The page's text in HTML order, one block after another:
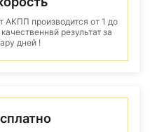
АКПП производится от 1 до
результат за
дней !